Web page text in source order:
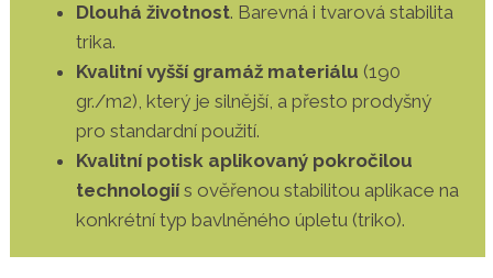
Dlouhá životnost. Barevná i tvarová stabilita
trika.
Kvalitní vyšší gramáž materiálu (190
gr./m2), který je silnější, a přesto prodyšný
pro standardní použití.
Kvalitní potisk aplikovaný pokročilou
technologiís ověřenou stabilitou aplikace na
konkrétní typ bavlněného úpletu (triko).